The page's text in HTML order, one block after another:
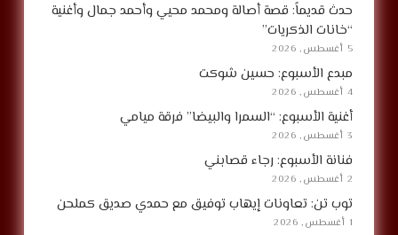
حدث قديماً: قصة أصالة ومحمد محيي وأحمد جمال وأغنية
“خانات الذكريات”
5 أغسطس, 2026
مبدع الأسبوع: حسين شوكت
4 أغسطس, 2026
أغنية الأسبوع: “السمرا والبيضا” فرقة ميامي
3 أغسطس, 2026
فنانة الأسبوع: رجاء قصابني
2 أغسطس, 2026
توب تن: تعاونات إيهاب توفيق مع حمدي صديق كملحن
1 أغسطس, 2026